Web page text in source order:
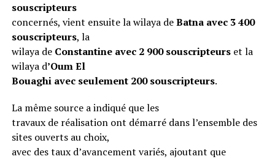
souscripteurs
concernés, vient ensuite la wilaya deBatna avec 3 400
souscripteurs, la
wilaya de Constantine avec 2 900 souscripteurset la
wilaya d’Oum El
Bouaghi avec seulement 200 souscripteurs.
La même source a indiqué que les
travaux de réalisation ont démarré dans l’ensemble des
sites ouverts au choix,
avec des taux d’avancement variés, ajoutant que